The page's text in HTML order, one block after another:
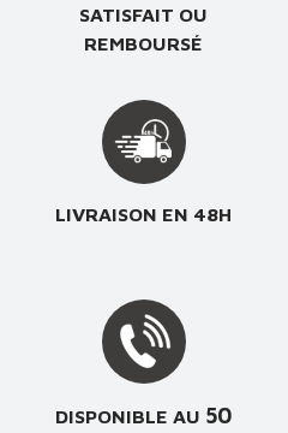
SATISFAIT OU
REMBOURSÉ
LIVRAISON EN 48H
DISPONIBLE AU 50